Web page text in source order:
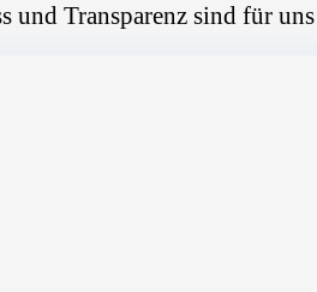
und Transparenz sind für